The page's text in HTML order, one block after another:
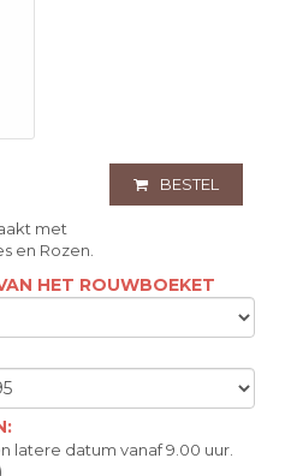
BESTEL
met
en Rozen.
HET ROUWBOEKET
latere datum vanaf 9.00 uur.